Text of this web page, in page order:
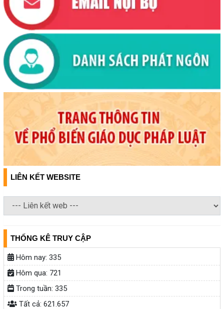
LIÊN KẾT WEBSITE
THỐNG KÊ TRUY CẬP
Hôm nay: 335
Hôm qua: 721
Trong tuần: 335
Tất cả: 621.657